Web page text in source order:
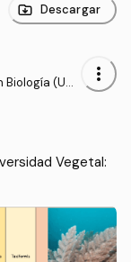
Descargar
Biología (UM
more_vert
Vegetal: